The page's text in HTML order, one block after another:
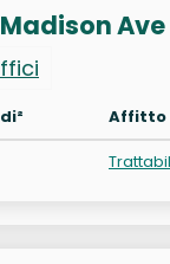
Ave
Affitto